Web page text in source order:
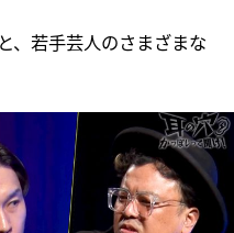
、若手芸人のさまざまな